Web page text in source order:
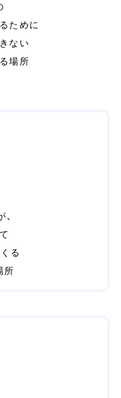
ために
ない
場所
る
所